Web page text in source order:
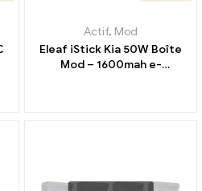
Actif, Mod
Eleaf iStick Kia 50W Boîte
Mod – 1600mah e-